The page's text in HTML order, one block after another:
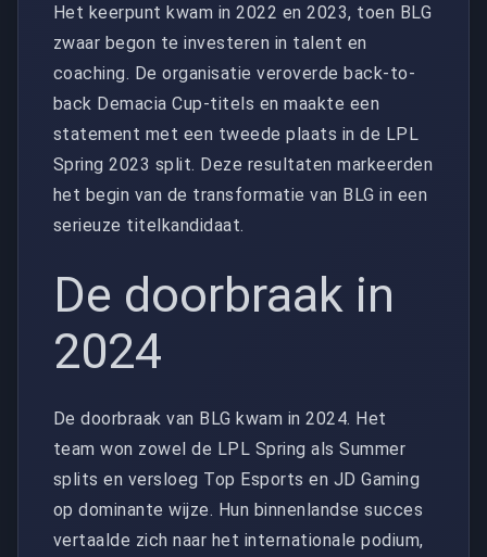
Het keerpunt kwam in 2022 en 2023, toen BLG
zwaar begon te investeren in talent en
coaching. De organisatie veroverde back-to-
back Demacia Cup-titels en maakte een
statement met een tweede plaats in de LPL
Spring 2023 split. Deze resultaten markeerden
het begin van de transformatie van BLG in een
serieuze titelkandidaat.
De doorbraak in
2024
De doorbraak van BLG kwam in 2024. Het
team won zowel de LPL Spring als Summer
splits en versloeg Top Esports en JD Gaming
op dominante wijze. Hun binnenlandse succes
vertaalde zich naar het internationale podium,